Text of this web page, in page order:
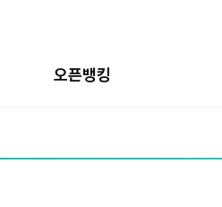
오픈뱅킹